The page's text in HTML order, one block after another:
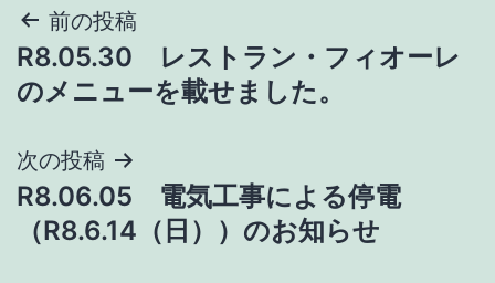
投
稿
ビ
ゲ
前の投稿
R8.05.30 レストラン・フィオーレ
のメニューを載せました。
次の投稿
R8.06.05 電気工事による停電
（R8.6.14（日））のお知らせ